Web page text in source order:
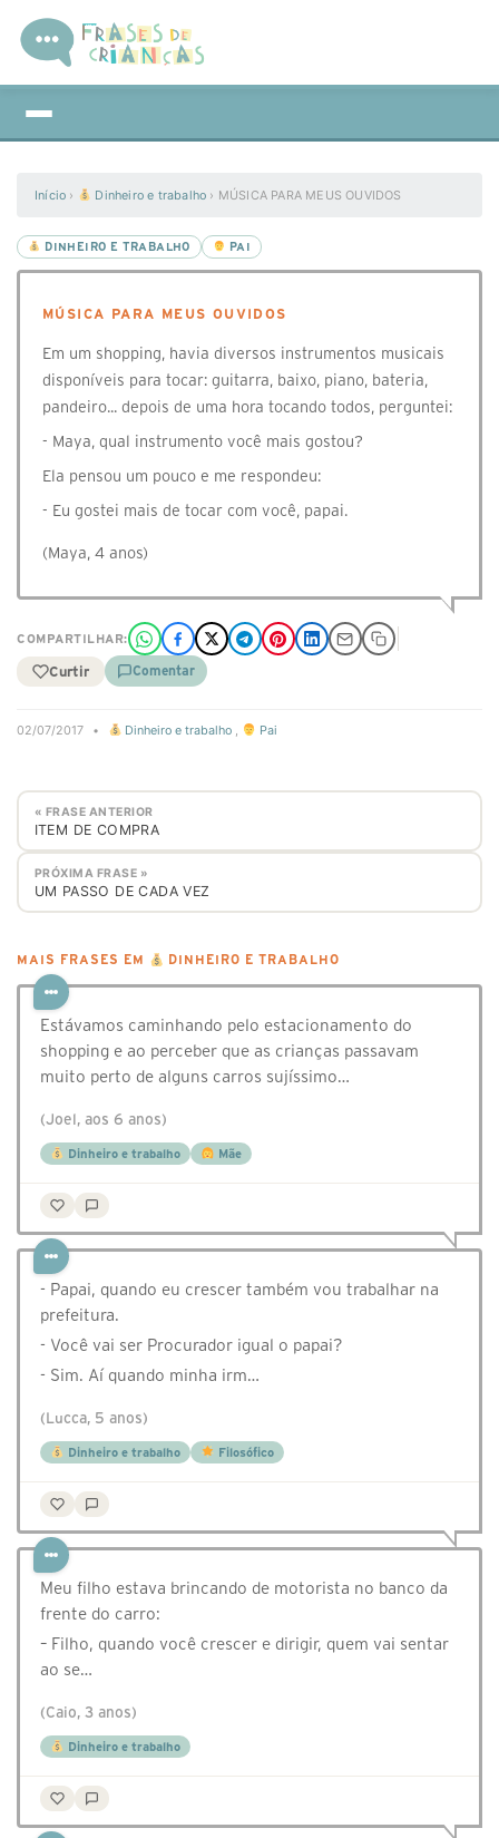
Início › Dinheiro e trabalho › MÚSICA PARA MEUS OUVIDOS
DINHEIRO E TRABALHO PAI
MÚSICA PARA MEUS OUVIDOS
Em um shopping, havia diversos instrumentos musicais
disponíveis para tocar: guitarra, baixo, piano, bateria,
pandeiro... depois de uma hora tocando todos, perguntei:
- Maya, qual instrumento você mais gostou?
Ela pensou um pouco e me respondeu:
- Eu gostei mais de tocar com você, papai.
(Maya, 4 anos)
COMPARTILHAR:
Curtir Comentar
02/07/2017 • Dinheiro e trabalho , Pai
« FRASE ANTERIOR
ITEM DE COMPRA
PRÓXIMA FRASE »
UM PASSO DE CADA VEZ
MAIS FRASES EM DINHEIRO E TRABALHO
Estávamos caminhando pelo estacionamento do
shopping e ao perceber que as crianças passavam
muito perto de alguns carros sujíssimo…
(Joel, aos 6 anos)
Dinheiro e trabalho Mãe
- Papai, quando eu crescer também vou trabalhar na
prefeitura.
- Você vai ser Procurador igual o papai?
- Sim. Aí quando minha irm…
(Lucca, 5 anos)
Dinheiro e trabalho Filosófico
Meu filho estava brincando de motorista no banco da
frente do carro:
– Filho, quando você crescer e dirigir, quem vai sentar
ao se…
(Caio, 3 anos)
Dinheiro e trabalho